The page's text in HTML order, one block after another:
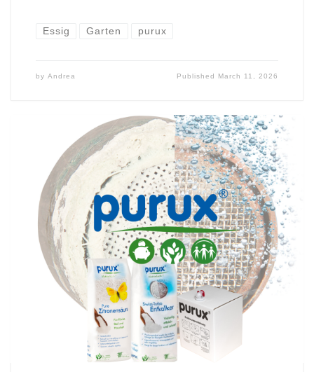
Essig Garten purux
by Andrea Published March 11, 2026